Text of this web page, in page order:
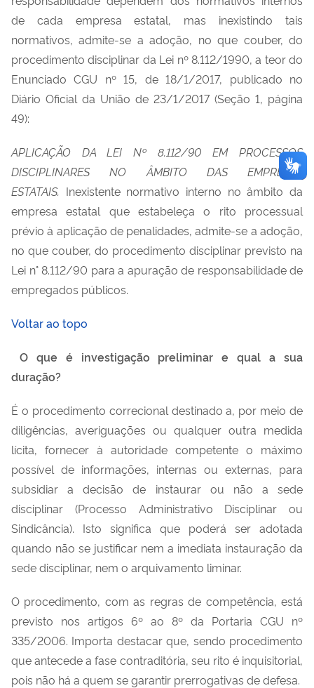
de cada empresa estatal, mas inexistindo tais
normativos, admite-se a adoção, no que couber, do
procedimento disciplinar da Lei nº 8.112/1990, a teor do
Enunciado CGU nº 15, de 18/1/2017, publicado no
Diário Oficial da União de 23/1/2017 (Seção 1, página
49):
APLICAÇÃO DA LEI Nº 8.112/90 EM PROCESSOS
DISCIPLINARES NO ÂMBITO DAS EMPRESAS
ESTATAIS. Inexistente normativo interno no âmbito da
empresa estatal que estabeleça o rito processual
prévio à aplicação de penalidades, admite-se a adoção,
no que couber, do procedimento disciplinar previsto na
Lei n° 8.112/90 para a apuração de responsabilidade de
empregados públicos.
Voltar ao topo
O que é investigação preliminar e qual a sua
duração?
É o procedimento correcional destinado a, por meio de
diligências, averiguações ou qualquer outra medida
lícita, fornecer à autoridade competente o máximo
possível de informações, internas ou externas, para
subsidiar a decisão de instaurar ou não a sede
disciplinar (Processo Administrativo Disciplinar ou
Sindicância). Isto significa que poderá ser adotada
quando não se justificar nem a imediata instauração da
sede disciplinar, nem o arquivamento liminar.
O procedimento, com as regras de competência, está
previsto nos artigos 6º ao 8º da Portaria CGU nº
335/2006. Importa destacar que, sendo procedimento
que antecede a fase contraditória, seu rito é inquisitorial,
pois não há a quem se garantir prerrogativas de defesa.